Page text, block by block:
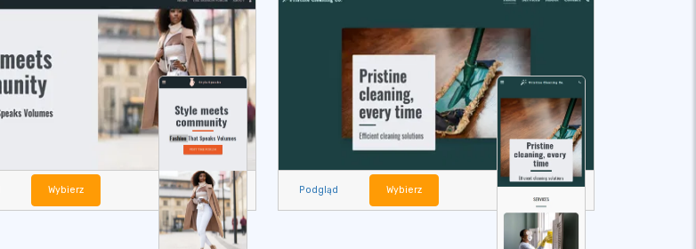
Wybierz Podgląd Wybierz